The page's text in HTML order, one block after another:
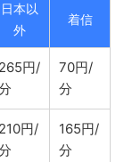
日本以
外
着信
265円/
70円/
分
210円/
165円/
分